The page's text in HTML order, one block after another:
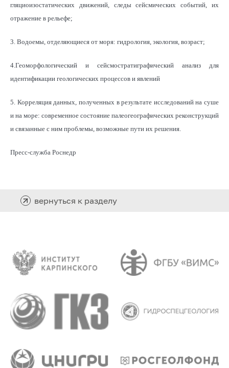
гляциоизостатических движений, следы сейсмических событий, их
отражение в рельефе;
3. Водоемы, отделяющиеся от моря: гидрология, экология, возраст;
4.Геоморфологический и сейсмостратиграфический анализ для
идентификации геологических процессов и явлений
5. Корреляция данных, полученных в результате исследований на суше
и на море: современное состояние палеогеографических реконструкций
и связанные с ним проблемы, возможные пути их решения.
Пресс-служба Роснедр
вернуться к разделу